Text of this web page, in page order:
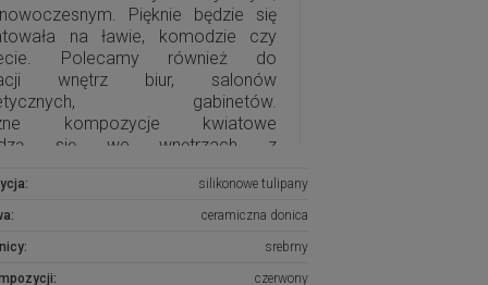
Pięknie będzie się
na ławie, komodzie czy
Polecamy również do
wnętrz biur, salonów
gabinetów.
kompozycje kwiatowe
się we wnętrzach z
ze względów higienicznych
jest zastosowanie żywych
niedostępności produktu,
silikonowe tulipany
ceramiczna donica
srebrny
czerwony